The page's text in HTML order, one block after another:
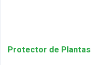
Protector de Plantas